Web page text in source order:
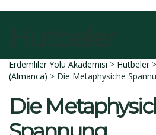
Erdemliler Yolu Akademisi > Hutbeler>
(Almanca) > Die Metaphysiche
Die